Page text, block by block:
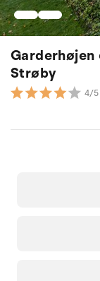
Garderhøjen
Strøby
4/5